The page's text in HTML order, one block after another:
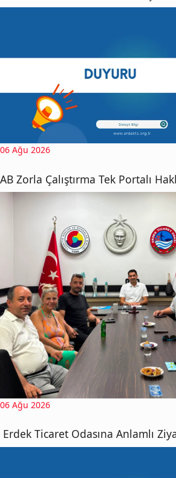
06 Ağu 2026
AB Zorla Çalıştırma Tek Portalı
06 Ağu 2026
Erdek Ticaret Odasına Anlamlı